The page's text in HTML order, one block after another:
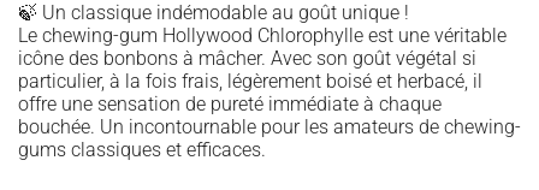
🍃 Un classique indémodable au goût unique !
Le chewing-gum Hollywood Chlorophylle est une véritable
icône des bonbons à mâcher. Avec son goût végétal si
particulier, à la fois frais, légèrement boisé et herbacé, il
offre une sensation de pureté immédiate à chaque
bouchée. Un incontournable pour les amateurs de chewing-
gums classiques et efficaces.